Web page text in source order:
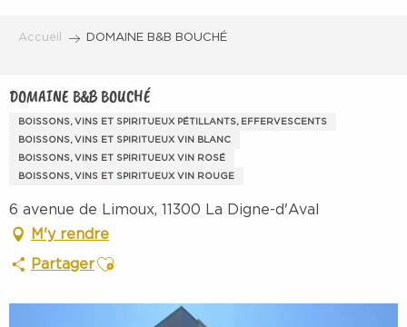
Accueil DOMAINE B&B BOUCHÉ
DOMAINE B&B BOUCHÉ
BOISSONS, VINS ET SPIRITUEUX PÉTILLANTS, EFFERVESCENTS
BOISSONS, VINS ET SPIRITUEUX VIN BLANC
BOISSONS, VINS ET SPIRITUEUX VIN ROSÉ
BOISSONS, VINS ET SPIRITUEUX VIN ROUGE
6 avenue de Limoux, 11300 La Digne-d'Aval
M'y rendre
PartagerAjouter aux favoris